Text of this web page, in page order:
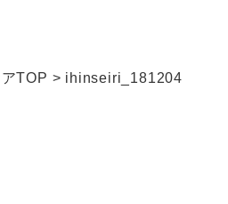
TOP > ihinseiri_181204